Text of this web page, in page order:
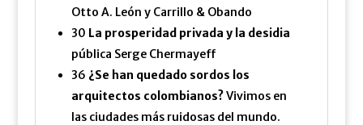
Otto A. León y Carrillo & Obando
30 La prosperidad privada y la desidia
pública Serge Chermayeff
36 ¿Se han quedado sordos los
arquitectos colombianos?Vivimos en
las ciudades más ruidosas del mundo.